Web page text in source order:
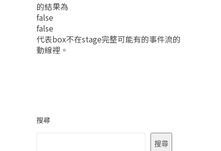
的結果為
false
false
代表box不在stage完整可能有的事件流的
動線裡。
搜尋
搜尋